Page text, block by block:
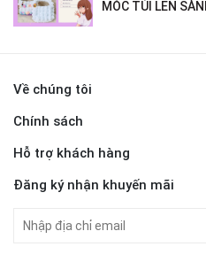
MÓC TÚI LEN
Về chúng tôi
Chính sách
Hỗ trợ khách hàng
Đăng ký nhận khuyến mãi